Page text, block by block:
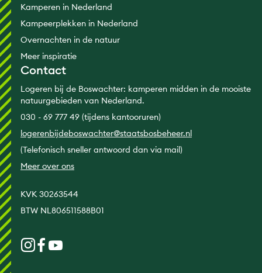
Kamperen in Nederland
Kampeerplekken in Nederland
Overnachten in de natuur
Meer inspiratie
Contact
Logeren bij de Boswachter: kamperen midden in de mooiste
natuurgebieden van Nederland.
030 - 69 777 49 (tijdens kantooruren)
logerenbijdeboswachter@staatsbosbeheer.nl
(Telefonisch sneller antwoord dan via mail)
Meer over ons
KVK 30263544
BTW NL806511588B01